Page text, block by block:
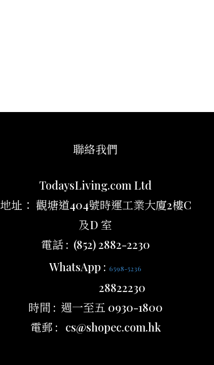
聯絡我們
TodaysLiving.com Ltd
地址： 觀塘道404號時運工業大廈2樓C
及D 室
電話 : (852) 2882-2230
WhatsApp : 6598-5236
28822230
時間 : 週一至五 0930-1800
電郵 : cs@shopec.com.hk